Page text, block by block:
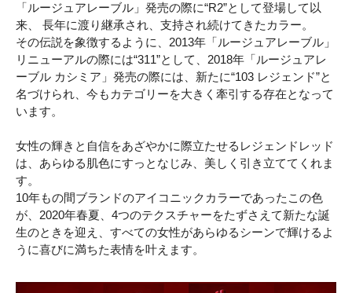
「ルージュアレーブル」発売の際に“R2”として登場して以
来、 長年に渡り継承され、支持され続けてきたカラー。
その伝説を象徴するように、2013年「ルージュアレーブル」
リニューアルの際には“311”として、2018年「ルージュアレ
ーブル カシミア」発売の際には、新たに“103 レジェンド”と
名づけられ、今もカテゴリーを大きく牽引する存在となって
います。
女性の輝きと自信をあざやかに際立たせるレジェンドレッド
は、あらゆる肌色にすっとなじみ、美しく引き立ててくれま
す。
10年もの間ブランドのアイコニックカラーであったこの色
が、2020年春夏、4つのテクスチャーをたずさえて新たな誕
生のときを迎え、すべての女性があらゆるシーンで輝けるよ
うに喜びに満ちた表情を叶えます。